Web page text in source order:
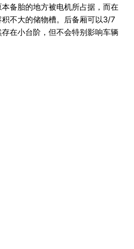
备胎的地方被电机所占据，而在
不大的储物槽。后备厢可以3/7
在小台阶，但不会特别影响车辆